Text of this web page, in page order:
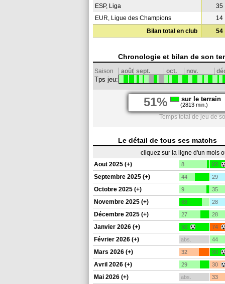
ESP, Liga
35
EUR, Ligue des Champions
14
Bilan total en club
54
Chronologie et bilan de son
Saison août sept. oct. nov.
Tps jeu:
51% sur le terrain
(2813 min.)
Temps total de jeu de
Le détail de tous ses matchs
cliquez sur la ligne d'un mois
Aout 2025 (+)
8 68
Septembre 2025 (+) 44 29
Octobre 2025 (+) 9 35
Novembre 2025 (+) 68 28
Décembre 2025 (+) 27 28
Janvier 2026 (+) 90 74
Février 2026 (+) abs. 44
Mars 2026 (+) 32 90
Avril 2026 (+) 29 30
Mai 2026 (+) abs. 33